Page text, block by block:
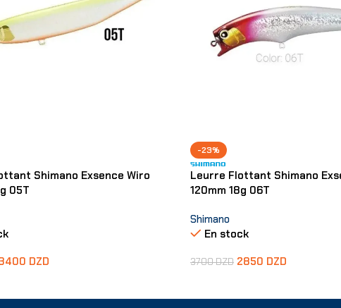
Shimano Exsence Wiro
05T
DZD
-23%
Leurre Flottant Shimano
120mm 18g 06T
Shimano
En stock
3700DZD 2850 DZD